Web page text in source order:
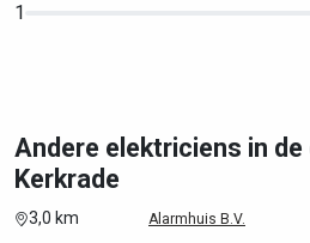
1
Andere elektriciens in de
Kerkrade
3,0 km Alarmhuis B.V.